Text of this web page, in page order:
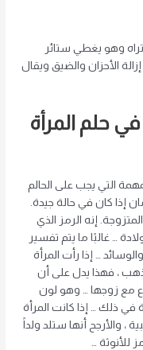
تراه وهو يغطي ستائر
الأحزان والضيق ويقال
حلم المرأة
التي يجب على الحالم
إذا كان في حالة جيدة.
إنه الرمز الذي
… غالبًا ما يتم تفسير
… إذا رأت المرأة
ذهب ، فهذا يدل على أن
مع زوجها … وهو لون
في ذلك … إذا كانت المرأة
، والأرجح أنها ستلد ولداً
للأنوثة …